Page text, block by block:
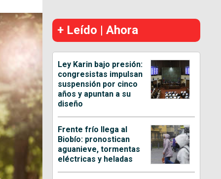
+ Leído | Ahora
Ley Karin bajo presión:
congresistas impulsan
suspensión por cinco
años y apuntan a su
diseño
Frente frío llega al
Biobío: pronostican
aguanieve, tormentas
eléctricas y heladas